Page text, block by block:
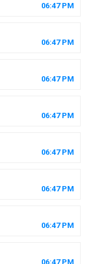
06:47PM
06:47PM
06:47PM
06:47PM
06:47PM
06:47PM
06:47PM
06:47PM